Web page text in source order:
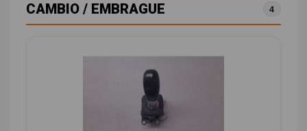
CAMBIO / EMBRAGUE 4